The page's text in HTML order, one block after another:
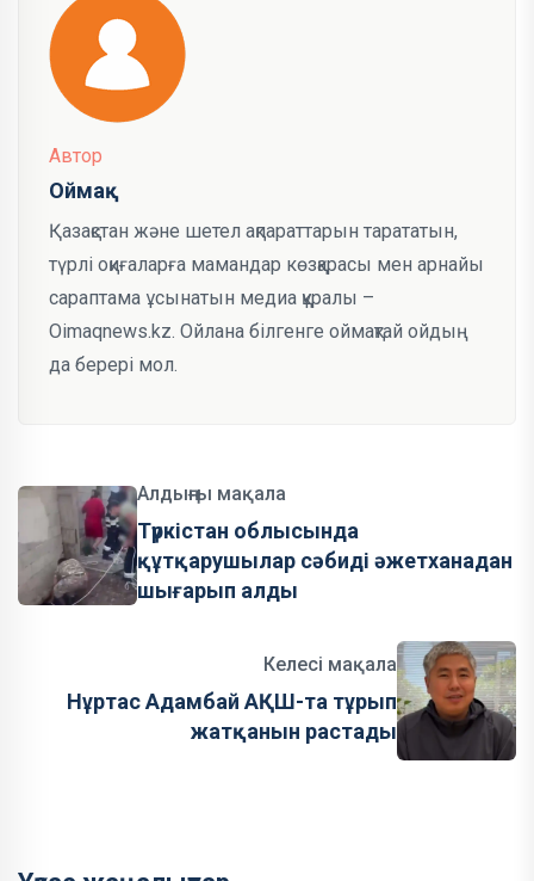
Автор
Оймақ
Қазақстан және шетел ақпараттарын тарататын,
түрлі оқиғаларға мамандар көзқарасы мен арнайы
сараптама ұсынатын медиа құралы –
Oimaqnews.kz. Ойлана білгенге оймақтай ойдың
да берері мол.
Алдыңғы мақала
Түркістан облысында
құтқарушылар сәбиді әжетханадан
шығарып алды
Келесі мақала
Нұртас Адамбай АҚШ-та тұрып
жатқанын растады